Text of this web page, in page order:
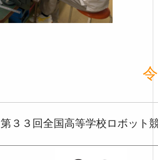
第３３回全国高等学校ロボット